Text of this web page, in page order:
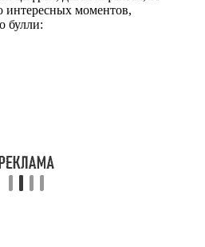
интересных моментов,
булли: